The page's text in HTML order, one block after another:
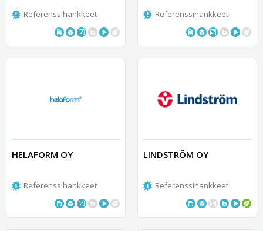
Referenssihankkeet Referenssihankkeet
HELAFORM OY
Referenssihankkeet
LINDSTRÖM OY
Referenssihankkeet